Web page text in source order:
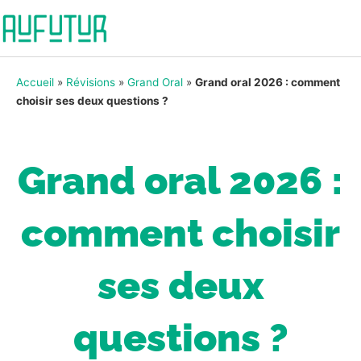
Accueil » Révisions » Grand Oral » Grand oral 2026 : comment
choisir ses deux questions ?
Grand oral 2026 :
comment choisir
ses deux
questions ?